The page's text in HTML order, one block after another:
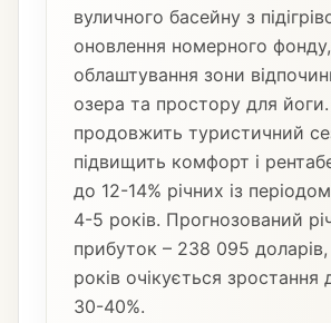
вуличного басейну з
оновлення номерного фонду,
облаштування зони
озера та простору для
продовжить туристичний
підвищить комфорт і
до 12-14% річних із
4-5 років. Прогнозований
прибуток – 238 095
років очікується зростання
30-40%.